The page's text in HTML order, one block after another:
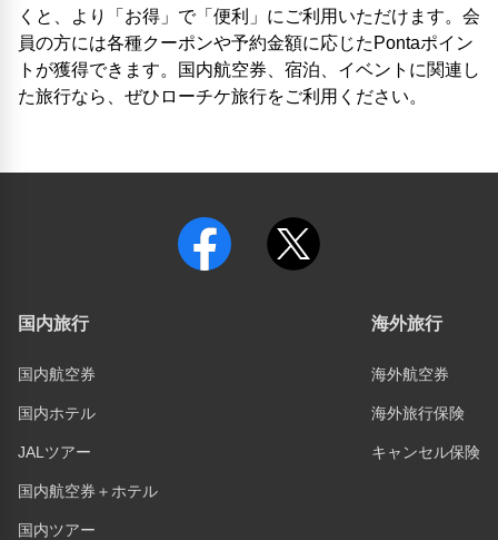
くと、より「お得」で「便利」にご利用いただけます。会
員の方には各種クーポンや予約金額に応じたPontaポイン
トが獲得できます。国内航空券、宿泊、イベントに関連し
た旅行なら、ぜひローチケ旅行をご利用ください。
国内旅行
国内航空券
国内ホテル
JALツアー
国内航空券＋ホテル
国内ツアー
海外旅行
海外航空券
海外旅行保険
キャンセル保険